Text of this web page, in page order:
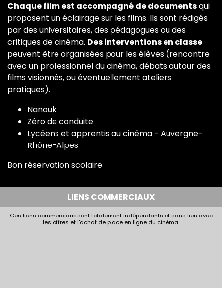
Chaque film est accompagné de documentsqui
proposent un éclairage sur les films. Ils sont rédigés
par des universitaires, des pédagogues ou des
critiques de cinéma. Des interventions en classe
peuvent être organisées pour les élèves (rencontre
avec un professionnel du cinéma, débats autour des
films visionnés, ou éventuellement ateliers
pratiques).
Nanouk
Zéro de conduite
Lycéens et apprentis au cinéma - Auvergne-
Rhône-Alpes
Bon réservation scolaire
LIENS COMMERCIAUX
Ces liens commerciaux sont totalement indépendants et sans lien avec
les offres et l'achat de place en ligne du cinéma.